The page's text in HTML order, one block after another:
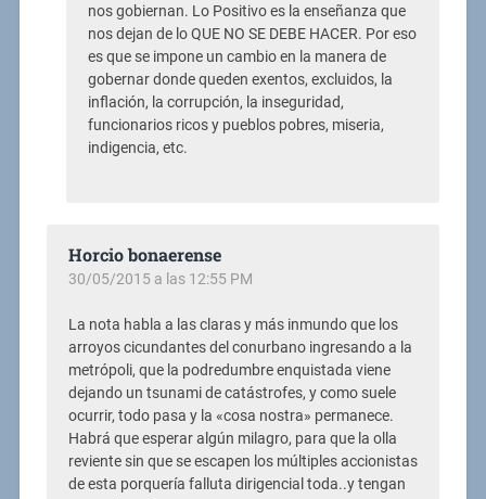
nos gobiernan. Lo Positivo es la enseñanza que
nos dejan de lo QUE NO SE DEBE HACER. Por eso
es que se impone un cambio en la manera de
gobernar donde queden exentos, excluidos, la
inflación, la corrupción, la inseguridad,
funcionarios ricos y pueblos pobres, miseria,
indigencia, etc.
Horcio bonaerense
30/05/2015 a las 12:55 PM
La nota habla a las claras y más inmundo que los
arroyos cicundantes del conurbano ingresando a la
metrópoli, que la podredumbre enquistada viene
dejando un tsunami de catástrofes, y como suele
ocurrir, todo pasa y la «cosa nostra» permanece.
Habrá que esperar algún milagro, para que la olla
reviente sin que se escapen los múltiples accionistas
de esta porquería falluta dirigencial toda..y tengan